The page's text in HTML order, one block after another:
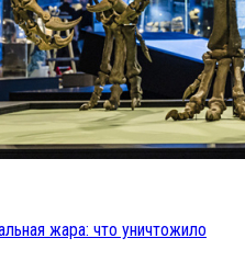
жара: что уничтожило